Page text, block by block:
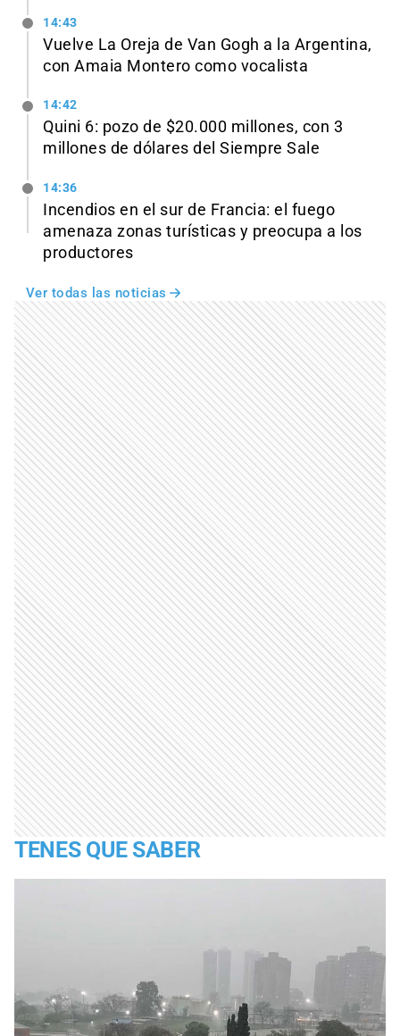
14:43
Vuelve La Oreja de Van Gogh a la Argentina,
con Amaia Montero como vocalista
14:42
Quini 6: pozo de $20.000 millones, con 3
millones de dólares del Siempre Sale
14:36
Incendios en el sur de Francia: el fuego
amenaza zonas turísticas y preocupa a los
productores
Ver todas las noticias
TENES QUE SABER